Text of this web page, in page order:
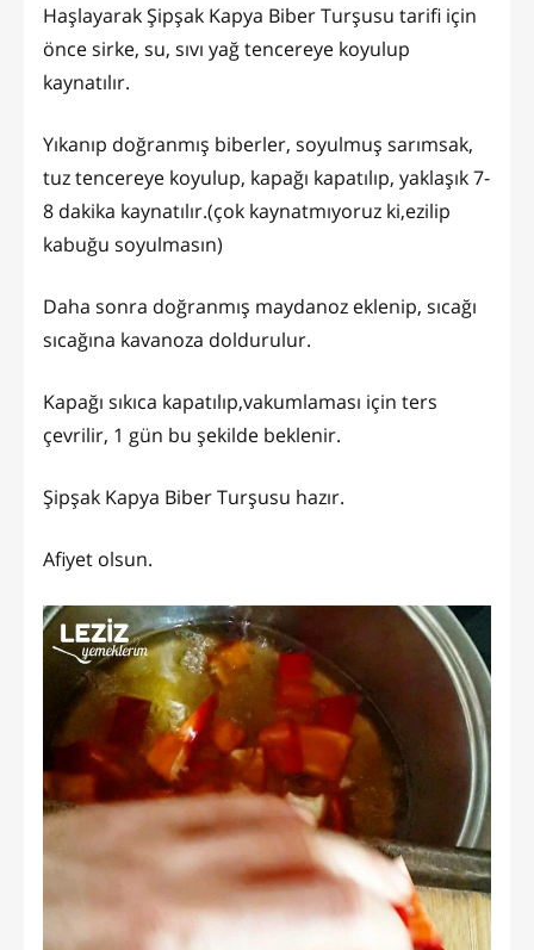
Haşlayarak Şipşak Kapya Biber Turşusu tarifi için
önce sirke, su, sıvı yağ tencereye koyulup
kaynatılır.
Yıkanıp doğranmış biberler, soyulmuş sarımsak,
tuz tencereye koyulup, kapağı kapatılıp, yaklaşık 7-
8 dakika kaynatılır.(çok kaynatmıyoruz ki,ezilip
kabuğu soyulmasın)
Daha sonra doğranmış maydanoz eklenip, sıcağı
sıcağına kavanoza doldurulur.
Kapağı sıkıca kapatılıp,vakumlaması için ters
çevrilir, 1 gün bu şekilde beklenir.
Şipşak Kapya Biber Turşusu hazır.
Afiyet olsun.